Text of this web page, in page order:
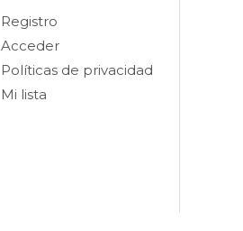
Registro
Acceder
Políticas de privacidad
Mi lista